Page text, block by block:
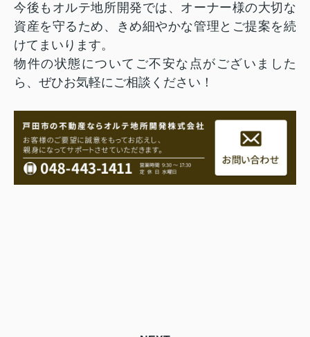
今後もオルテ地所開発では、オーナー様の大切な
資産を守るため、きめ細やかな管理とご提案を続
けてまいります。
物件の状態についてご不安な点がございました
ら、ぜひお気軽にご相談ください！